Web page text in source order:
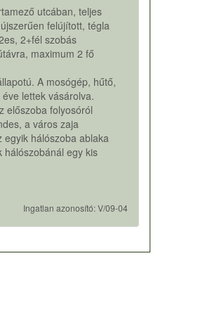
utcában, teljes
felújított, tégla
2+fél szobás
maximum 2 fő
A mosógép, hűtő,
lettek vásárolva.
előszoba folyosóról
a város zaja
egyik hálószoba ablaka
hálószobánál egy kis
Ingatlan azonosító: V/09-04